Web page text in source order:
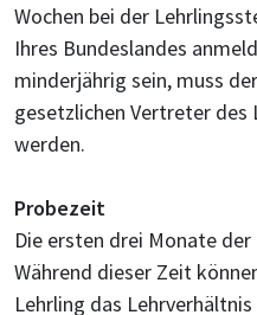
Wochen bei der
Ihres Bundeslandes
minderjährig sein, muss
gesetzlichen Vertreter des
werden.
Probezeit
Die ersten drei Monate
Während dieser Zeit
Lehrling das